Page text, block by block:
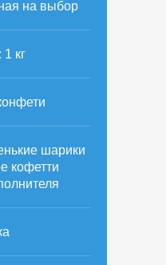
на выбор
1 кг
шарики
кофетти